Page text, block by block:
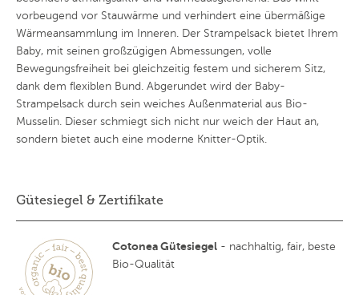
vorbeugend vor Stauwärme und verhindert eine übermäßige
Wärmeansammlung im Inneren. Der Strampelsack bietet Ihrem
Baby, mit seinen großzügigen Abmessungen, volle
Bewegungsfreiheit bei gleichzeitig festem und sicherem Sitz,
dank dem flexiblen Bund. Abgerundet wird der Baby-
Strampelsack durch sein weiches Außenmaterial aus Bio-
Musselin. Dieser schmiegt sich nicht nur weich der Haut an,
sondern bietet auch eine moderne Knitter-Optik.
Gütesiegel & Zertifikate
Cotonea Gütesiegel - nachhaltig, fair, beste
Bio-Qualität